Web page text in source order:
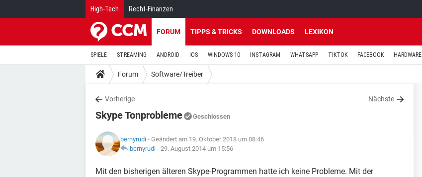
High-Tech Recht-Finanzen
FORUM TIPPS & TRICKS DOWNLOADS LEXIKON
SPIELE STREAMING ANDROID IOS WINDOWS 10 INSTAGRAM WHATSAPP TIKTOK FACEBOOK HARDWARE
Forum Software/Treiber
Vorherige Nächste
Skype Tonprobleme Geschlossen
bernyrudi - Geändert am 19. Oktober 2018 um 08:46
bernyrudi - 29. August 2014 um 15:56
Mit den bisherigen älteren Skype-Programmen hatte ich keine Probleme. Mit der